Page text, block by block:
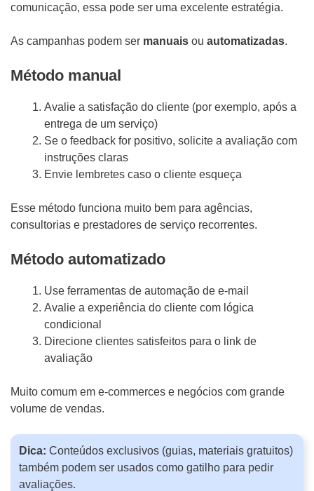
comunicação, essa pode ser uma excelente estratégia.
As campanhas podem ser manuais ou automatizadas.
Método manual
Avalie a satisfação do cliente (por exemplo, após a
entrega de um serviço)
Se o feedback for positivo, solicite a avaliação com
instruções claras
Envie lembretes caso o cliente esqueça
Esse método funciona muito bem para agências,
consultorias e prestadores de serviço recorrentes.
Método automatizado
Use ferramentas de automação de e-mail
Avalie a experiência do cliente com lógica
condicional
Direcione clientes satisfeitos para o link de
avaliação
Muito comum em e-commerces e negócios com grande
volume de vendas.
Dica: Conteúdos exclusivos (guias, materiais gratuitos)
também podem ser usados como gatilho para pedir
avaliações.